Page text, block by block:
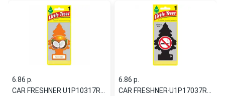
6.86 p.
CAR FRESHNER·
6.86 p.
CAR FRESHNER·